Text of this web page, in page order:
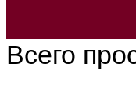
Всего